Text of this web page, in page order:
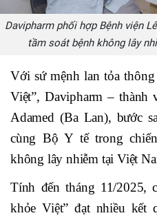
Davipharm phối hợp Bệnh viện
tầm soát bệnh không lây
Với sứ mệnh lan tỏa
Việt”, Davipharm – thành
Adamed (Ba Lan), bước
cùng Bộ Y tế trong
không lây nhiễm tại Việt
Tính đến tháng 11/2025,
khỏe Việt” đạt nhiều kết